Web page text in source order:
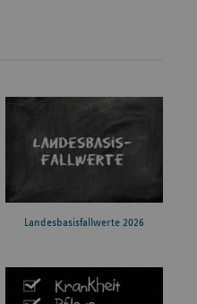
Landesbasisfallwerte 2026